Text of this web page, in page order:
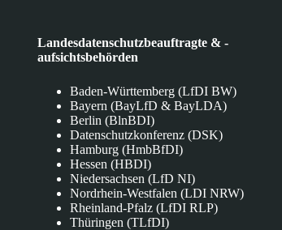
Landesdatenschutzbeauftragte & -
aufsichtsbehörden
Baden-Württemberg (LfDI BW)
Bayern (BayLfD & BayLDA)
Berlin (BlnBDI)
Datenschutzkonferenz (DSK)
Hamburg (HmbBfDI)
Hessen (HBDI)
Niedersachsen (LfD NI)
Nordrhein-Westfalen (LDI NRW)
Rheinland-Pfalz (LfDI RLP)
Thüringen (TLfDI)